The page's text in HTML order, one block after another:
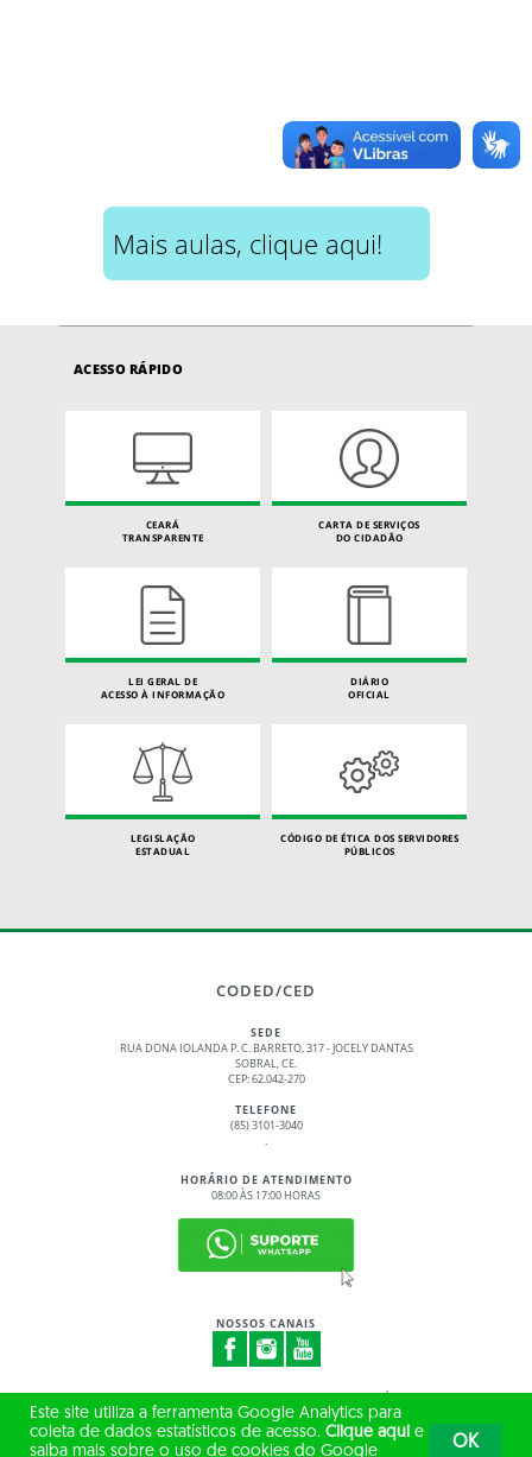
Mais aulas, clique aqui!
ACESSO RÁPIDO
CEARÁ
TRANSPARENTE
CARTA DE SERVIÇOS
DO CIDADÃO
LEI GERAL DE
ACESSO À INFORMAÇÃO
DIÁRIO
OFICIAL
LEGISLAÇÃO
ESTADUAL
CÓDIGO DE ÉTICA DOS SERVIDORES
PÚBLICOS
CODED/CED
SEDE
RUA DONA IOLANDA P. C. BARRETO, 317 - JOCELY DANTAS
SOBRAL, CE.
CEP: 62.042-270
TELEFONE
(85) 3101-3040
.
HORÁRIO DE ATENDIMENTO
08:00 ÀS 17:00 HORAS
NOSSOS CANAIS
TODOS OS DIREITOS RESERVADOS
Este site utiliza a ferramenta Google Analytics para
coleta de dados estatísticos de acesso. Clique aqui e
saiba mais sobre o uso de cookies do Google
OK